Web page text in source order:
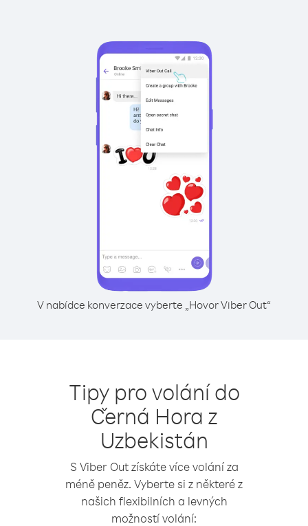
V nabídce konverzace vyberte „Hovor Viber Out“
Tipy pro volání do
Černá Hora z
Uzbekistán
S Viber Out získáte více volání za
méně peněz. Vyberte si z některé z
našich flexibilních a levných
možností volání: